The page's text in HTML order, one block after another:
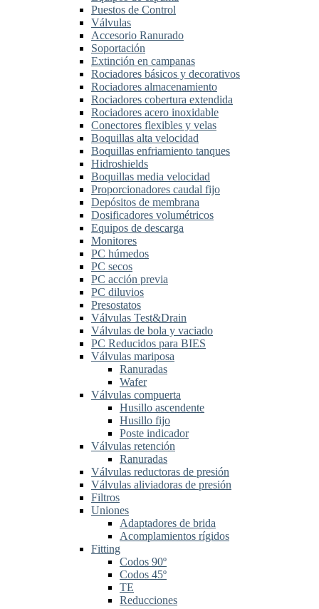
Puestos de Control
Válvulas
Accesorio Ranurado
Soportación
Extinción en campanas
Rociadores básicos y decorativos
Rociadores almacenamiento
Rociadores cobertura extendida
Rociadores acero inoxidable
Conectores flexibles y velas
Boquillas alta velocidad
Boquillas enfriamiento tanques
Hidroshields
Boquillas media velocidad
Proporcionadores caudal fijo
Depósitos de membrana
Dosificadores volumétricos
Equipos de descarga
Monitores
PC húmedos
PC secos
PC acción previa
PC diluvios
Presostatos
Válvulas Test&Drain
Válvulas de bola y vaciado
PC Reducidos para BIES
Válvulas mariposa
Ranuradas
Wafer
Válvulas compuerta
Husillo ascendente
Husillo fijo
Poste indicador
Válvulas retención
Ranuradas
Válvulas reductoras de presión
Válvulas aliviadoras de presión
Filtros
Uniones
Adaptadores de brida
Acomplamientos rígidos
Fitting
Codos 90º
Codos 45º
TE
Reducciones